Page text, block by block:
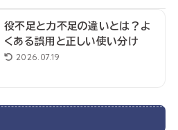
役不足と力不足の違いとは？よ
くある誤用と正しい使い分け
2026.07.19